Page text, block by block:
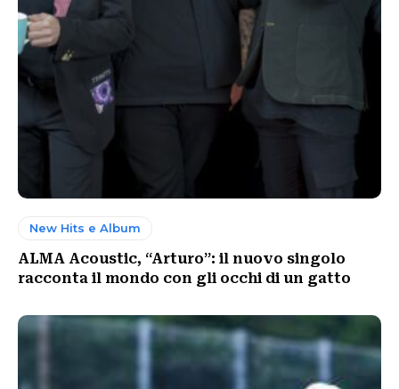
New Hits e Album
ALMA Acoustic, “Arturo”: il nuovo singolo
racconta il mondo con gli occhi di un gatto